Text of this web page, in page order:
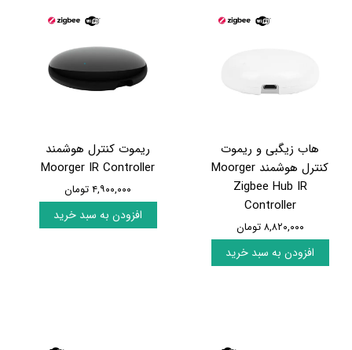
هاب زیگبی و ریموت
کنترل هوشمند Moorger
Zigbee Hub IR
Controller
۸,۸۲۰,۰۰۰ تومان
افزودن به سبد خرید
ریموت کنترل هوشمند
Moorger IR Controller
۴,۹۰۰,۰۰۰ تومان
افزودن به سبد خرید